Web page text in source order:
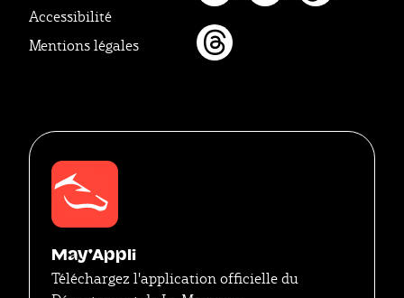
Accessibilité
Mentions légales
Twitter
May'Appli
Téléchargez l'application officielle du